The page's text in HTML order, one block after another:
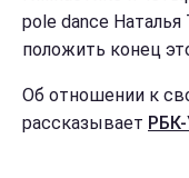
pole dance
положить конец
Об отношении к
рассказывает